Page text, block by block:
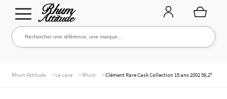
Aller
à
Aller
au
Rechercher une référence, une marque...
Rechercher
Rhum Attitude > La cave > Rhum >Clément Rare Cask Collection 15 ans 2002 56,2°